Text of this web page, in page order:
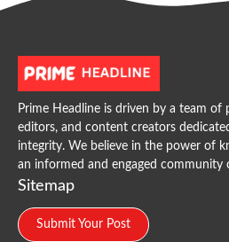
Prime Headline is driven by a team of
editors, and content creators
integrity. We believe in the power of
an informed and engaged community
Sitemap
Submit Your Post